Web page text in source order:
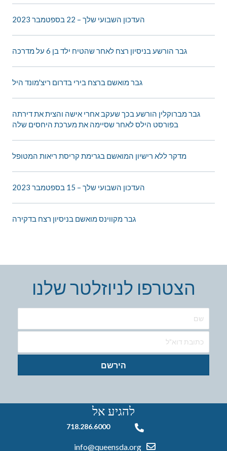
העדכון השבועי שלך – 22 בספטמבר 2023
גבר הורשע בניסיון רצח לאחר שהטיח ילד בן 6 על מדרכה
גבר מואשם ברצח בירי בדרום ריצ'מונד היל
גבר מברוקלין הורשע בכך שעקב אחרי אישה והצית את דירתה
בפורסט הילס לאחר שסיימה את מערכת היחסים שלה
מדקר ללא רישיון המואשם בגרימת קריסת ריאות המטופל
העדכון השבועי שלך – 15 בספטמבר 2023
גבר מקווינס מואשם בניסיון רצח בדקירה
הצטרפו לניוזלטר שלנו
הירשם
להגיע אל
718.286.6000
718.286.6000
info@queensda.org